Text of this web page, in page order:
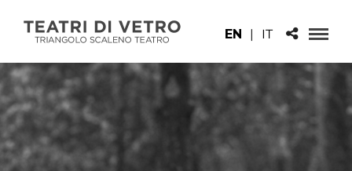
EN | IT